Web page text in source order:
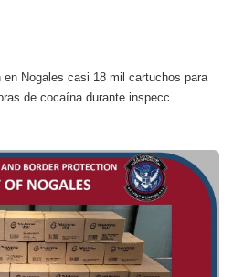
Nogales casi 18 mil cartuchos para
de cocaína durante inspecc...